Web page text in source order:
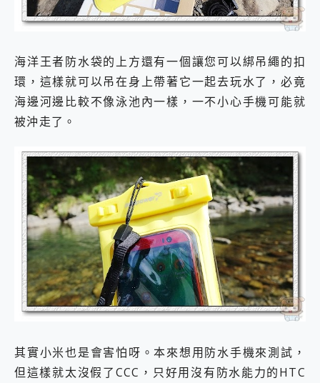
海洋王者防水袋的上方還有一個讓您可以綁吊繩的扣
環，這樣就可以吊在身上帶著它一起去玩水了，必竟
海邊河邊比較不像泳池內一樣，一不小心手機可能就
被沖走了。
其實小米也是會害怕呀。本來想用防水手機來測試，
但這樣就太沒假了CCC，只好用沒有防水能力的HTC